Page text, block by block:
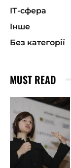
ІТ-сфера
Інше
Без категорії
MUST READ